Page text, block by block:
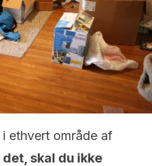
ethvert område af
skal du ikke